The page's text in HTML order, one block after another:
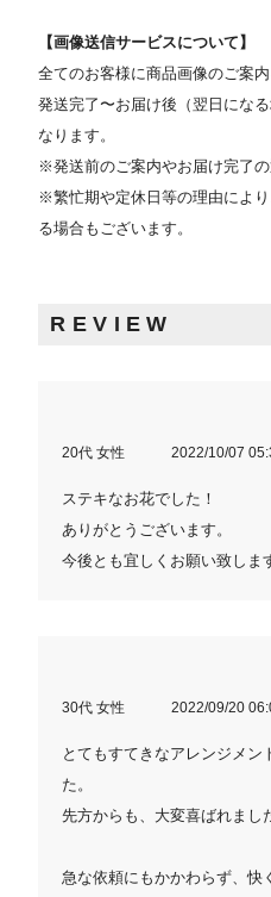
【画像送信サービスについて】
全てのお客様に商品画像のご案内
発送完了〜お届け後（翌日にな
なります。
※発送前のご案内やお届け完了の
※繁忙期や定休日等の理由によ
る場合もございます。
REVIEW
20代 女性 2022/10/07
ステキなお花でした！
ありがとうございます。
今後とも宜しくお願い致しま
30代 女性 2022/09/20
とてもすてきなアレンジメン
た。
先方からも、大変喜ばれまし
急な依頼にもかかわらず、快